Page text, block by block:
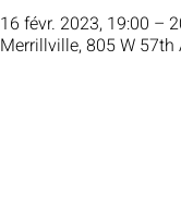
16 févr. 2023, 19:00 –
Merrillville, 805 W 57th